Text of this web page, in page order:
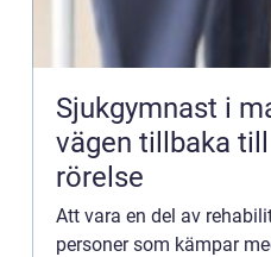
Sjukgymnast i
vägen tillbaka
rörelse
Att vara en del av
personer som kämpar